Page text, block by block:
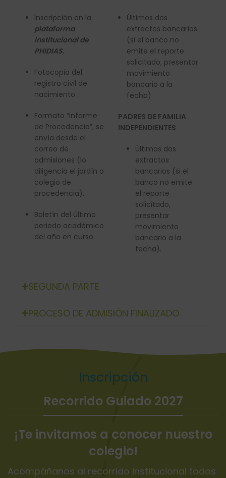
Inscripción en la
plataforma
institucional de
PHIDIAS.
Fotocopia del
registro civil de
nacimiento.
Formato “Informe
de Procedencia”, se
envía desde el
correo de
admisiones (lo
diligencia el jardín o
colegio de
procedencia).
Boletín del último
periodo académico
del año en curso.
Últimos dos
extractos bancarios
(si el banco no
emite el reporte
solicitado, presentar
movimiento
bancario a la
fecha).
PADRES DE FAMILIA
INDEPENDIENTES
Últimos dos
extractos
bancarios (si el
banco no emite
el reporte
solicitado,
presentar
movimiento
bancario a la
fecha).
SEGUNDA PARTE
PROCESO DE ADMISIÓN FINALIZADO
Inscripción
Recorrido Guiado 2027
¡Te invitamos a conocer nuestro
colegio!
Acompáñanos al recorrido institucional todos